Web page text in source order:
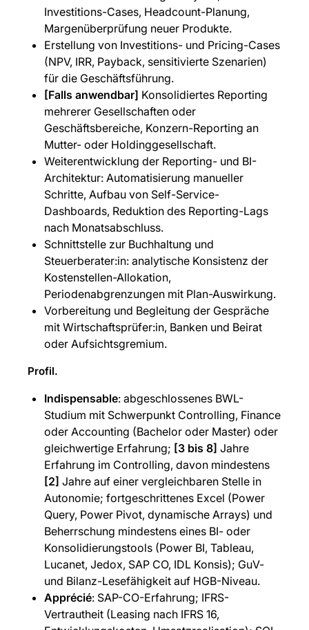
Investitions-Cases, Headcount-Planung,
Margenüberprüfung neuer Produkte.
Erstellung von Investitions- und Pricing-Cases
(NPV, IRR, Payback, sensitivierte Szenarien)
für die Geschäftsführung.
[Falls anwendbar] Konsolidiertes Reporting
mehrerer Gesellschaften oder
Geschäftsbereiche, Konzern-Reporting an
Mutter- oder Holdinggesellschaft.
Weiterentwicklung der Reporting- und BI-
Architektur: Automatisierung manueller
Schritte, Aufbau von Self-Service-
Dashboards, Reduktion des Reporting-Lags
nach Monatsabschluss.
Schnittstelle zur Buchhaltung und
Steuerberater:in: analytische Konsistenz der
Kostenstellen-Allokation,
Periodenabgrenzungen mit Plan-Auswirkung.
Vorbereitung und Begleitung der Gespräche
mit Wirtschaftsprüfer:in, Banken und Beirat
oder Aufsichtsgremium.
Profil.
Indispensable: abgeschlossenes BWL-
Studium mit Schwerpunkt Controlling, Finance
oder Accounting (Bachelor oder Master) oder
gleichwertige Erfahrung; [3 bis 8] Jahre
Erfahrung im Controlling, davon mindestens
[2] Jahre auf einer vergleichbaren Stelle in
Autonomie; fortgeschrittenes Excel (Power
Query, Power Pivot, dynamische Arrays) und
Beherrschung mindestens eines BI- oder
Konsolidierungstools (Power BI, Tableau,
Lucanet, Jedox, SAP CO, IDL Konsis); GuV-
und Bilanz-Lesefähigkeit auf HGB-Niveau.
Apprécié: SAP-CO-Erfahrung; IFRS-
Vertrautheit (Leasing nach IFRS 16,